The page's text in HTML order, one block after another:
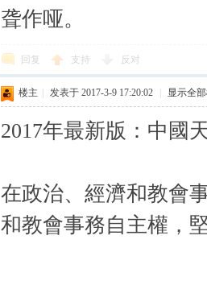
聋作哑。
回复 支持 反对
楼主 发表于 2017-3-9 17:20:02 显示全
2017年最新版：中國
在政治、經濟和教會
和教會事務自主權，